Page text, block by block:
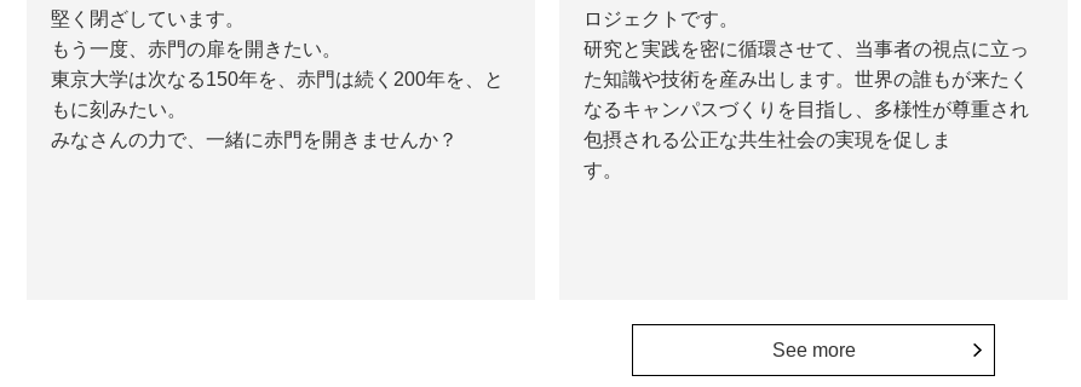
堅く閉ざしています。
もう一度、赤門の扉を開きたい。
東京大学は次なる150年を、赤門は続く200年を、と
もに刻みたい。
みなさんの力で、一緒に赤門を開きませんか？
ロジェクトです。
研究と実践を密に循環させて、当事者の視点に立っ
た知識や技術を産み出します。世界の誰もが来たく
なるキャンパスづくりを目指し、多様性が尊重され
包摂される公正な共生社会の実現を促しま
す。
See more